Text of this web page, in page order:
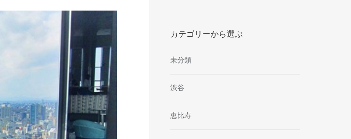
カテゴリーから選ぶ
未分類
渋谷
恵比寿